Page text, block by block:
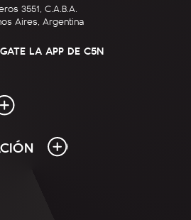
3551, C.A.B.A.
Aires, Argentina
LA APP DE C5N